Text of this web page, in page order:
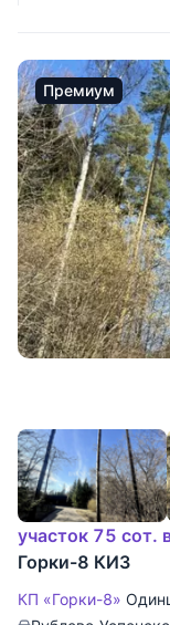
Премиум
участок 75 сот.
Горки-8 КИЗ
КП «Горки-8»